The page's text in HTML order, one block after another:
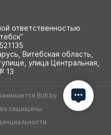
ответственностью
Витебская область,
улица Центральная,
13
Bidi.by
защищены